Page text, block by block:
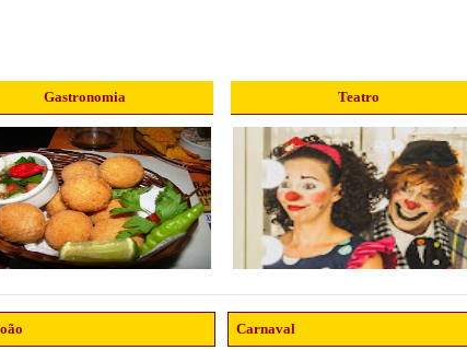
Gastronomia Teatro
Carnaval